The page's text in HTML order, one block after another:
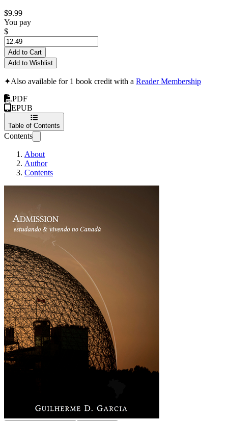
$9.99
You pay
$
Add to Cart
Add to Wishlist
✦Also available for 1 book credit with a Reader Membership
PDF
EPUB
Table of Contents
Contents
About
Author
Contents